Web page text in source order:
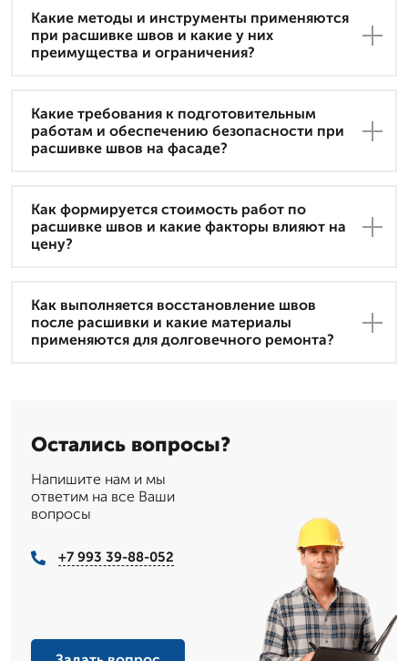
Какие методы и инструменты применяются
при расшивке швов и какие у них
преимущества и ограничения?
Какие требования к подготовительным
работам и обеспечению безопасности при
расшивке швов на фасаде?
Как формируется стоимость работ по
расшивке швов и какие факторы влияют на
цену?
Как выполняется восстановление швов
после расшивки и какие материалы
применяются для долговечного ремонта?
Остались вопросы?
Напишите нам и мы
ответим на все Ваши
вопросы
+7 993 39-88-052